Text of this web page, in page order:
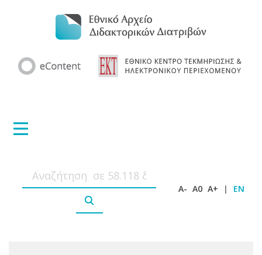
A- A0 A+ | EN